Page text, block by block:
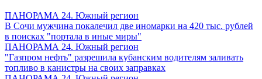
ПАНОРАМА 24. Южный регион
В Сочи мужчина покалечил две иномарки на 420 тыс. рублей
в поисках "портала в иные миры"
ПАНОРАМА 24. Южный регион
"Газпром нефть" разрешила кубанским водителям заливать
топливо в канистры на своих заправках